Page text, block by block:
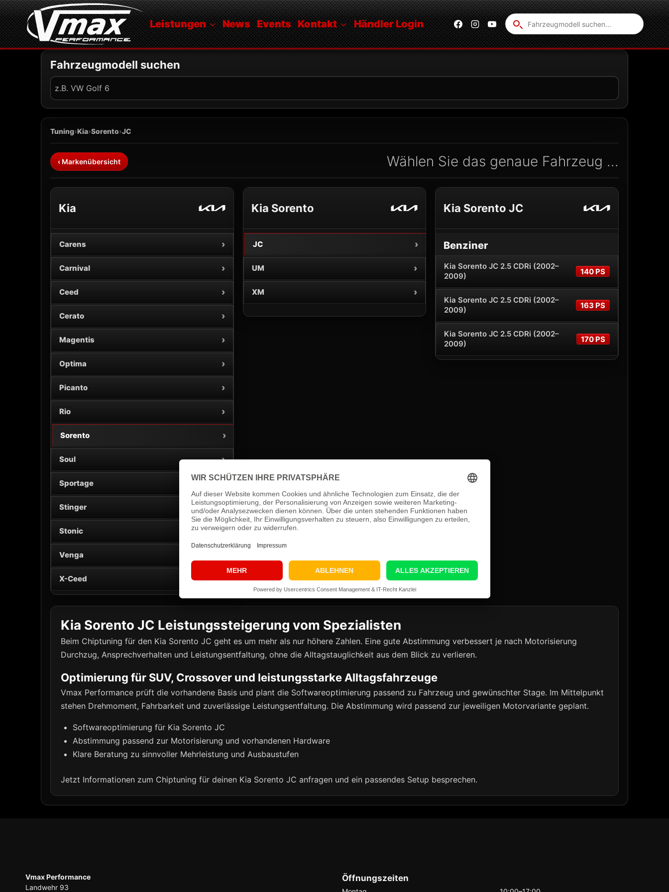
Zum
Inhalt
springen
Leistungen News Events Kontakt Händler Login
Fahrzeug
suchen
Fahrzeugmodell suchen
Fahrzeug
suchen
Tuning›Kia›Sorento›JC
‹ Markenübersicht Wählen Sie das genaue Fahrzeug ...
Kia
Carens ›
Carnival ›
Ceed ›
Cerato ›
Magentis ›
Optima ›
Picanto ›
Rio ›
Sorento ›
Soul ›
Sportage ›
Stinger ›
Stonic ›
Venga
X-Ceed ›
Kia Sorento
JC ›
UM ›
XM ›
Kia Sorento JC
Benziner
Kia Sorento JC 2.5 CDRi (2002–
2009)
140 PS
Kia Sorento JC 2.5 CDRi (2002–
2009)
163 PS
Kia Sorento JC 2.5 CDRi (2002–
2009)
170 PS
Kia Sorento JC Leistungssteigerung vom Spezialisten
Beim Chiptuning für den Kia Sorento JC geht es um mehr als nur höhere Zahlen. Eine gute Abstimmung verbessert je nach Motorisierung
Durchzug, Ansprechverhalten und Leistungsentfaltung, ohne die Alltagstauglichkeit aus dem Blick zu verlieren.
Optimierung für SUV, Crossover und leistungsstarke Alltagsfahrzeuge
Vmax Performance prüft die vorhandene Basis und plant die Softwareoptimierung passend zu Fahrzeug und gewünschter Stage. Im Mittelpunkt
stehen Drehmoment, Fahrbarkeit und zuverlässige Leistungsentfaltung. Die Abstimmung wird passend zur jeweiligen Motorvariante geplant.
Softwareoptimierung für Kia Sorento JC
Abstimmung passend zur Motorisierung und vorhandenen Hardware
Klare Beratung zu sinnvoller Mehrleistung und Ausbaustufen
Jetzt Informationen zum Chiptuning für deinen Kia Sorento JC anfragen und ein passendes Setup besprechen.
Vmax Performance
Landwehr 93
Öffnungszeiten